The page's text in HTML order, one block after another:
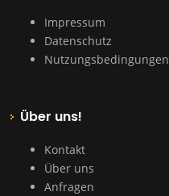
Impressum
Datenschutz
Nutzungsbedingungen
Über uns!
Kontakt
Über uns
Anfragen